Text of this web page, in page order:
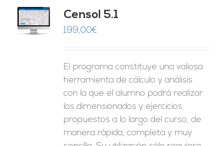
Censol 5.1
199,00€
El programa constituye una valiosa
herramienta de cálculo y análisis
con la que el alumno podrá realizar
los dimensionados y ejercicios
propuestos a lo largo del curso, de
manera rápida, completa y muy